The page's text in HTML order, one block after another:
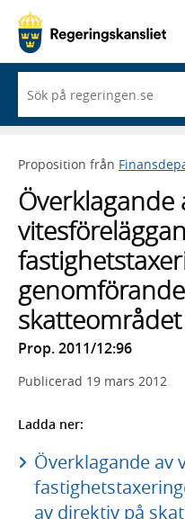
du
börjar
skriva
framträder
lista
med
sökförslag
Proposition från
Överklagande
skatteområdet
Prop. 2011/12:96
Publicerad 19 mars 2012
Ladda ner:
Överklagande av
av direktiv på